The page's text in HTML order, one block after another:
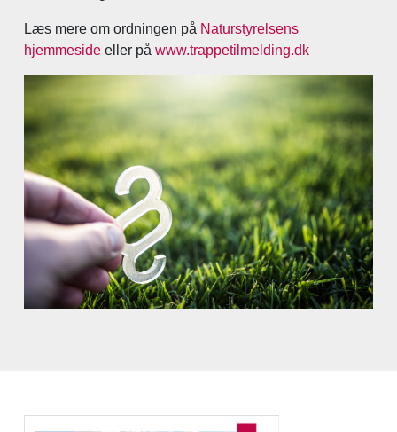
Læs mere om ordningen på Naturstyrelsens
hjemmeside eller på www.trappetilmelding.dk